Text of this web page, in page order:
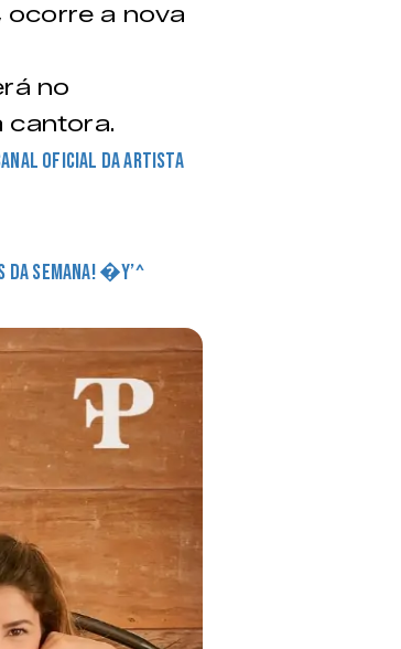
ocorre a nova
no
cantora.
oficial da artista
DA SEMANA! �Y’^